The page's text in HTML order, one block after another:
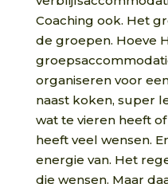
Coaching ook. Het
de groepen. Hoeve
organiseren voor
naast koken, super
wat te vieren heeft
heeft veel wensen.
energie van. Het
die wensen. Maar